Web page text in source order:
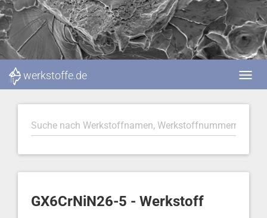
werkstoffe.de
GX6CrNiN26-5 - Werkstoff